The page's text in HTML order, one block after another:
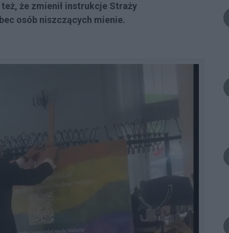
że zmienił instrukcje Straży
osób niszczących mienie.